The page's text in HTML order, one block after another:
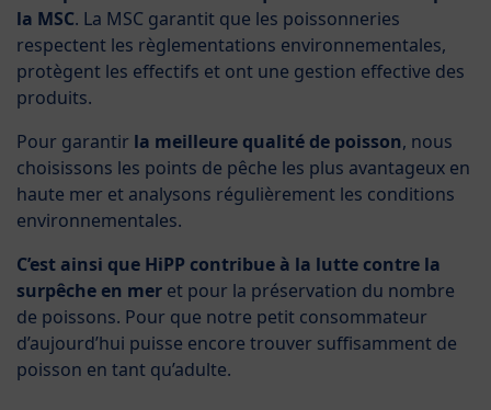
la MSC. La MSC garantit que les poissonneries
respectent les règlementations environnementales,
protègent les effectifs et ont une gestion effective des
produits.
Pour garantir la meilleure qualité de poisson, nous
choisissons les points de pêche les plus avantageux en
haute mer et analysons régulièrement les conditions
environnementales.
C’est ainsi que HiPP contribue à la lutte contre la
surpêche en mer et pour la préservation du nombre
de poissons. Pour que notre petit consommateur
d’aujourd’hui puisse encore trouver suffisamment de
poisson en tant qu’adulte.